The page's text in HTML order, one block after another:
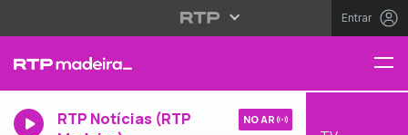
Entrar
RTP Notícias (RTP
NO AR